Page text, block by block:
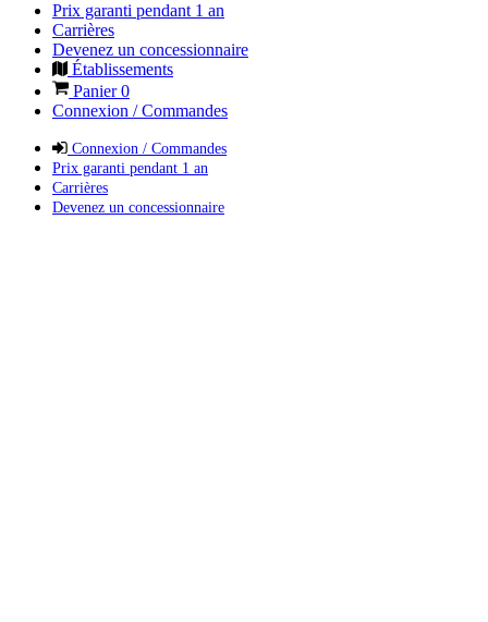
Prix garanti pendant 1 an
Carrières
Devenez un concessionnaire
Établissements
Panier0
Connexion / Commandes
Connexion / Commandes
Prix garanti pendant 1 an
Carrières
Devenez un concessionnaire